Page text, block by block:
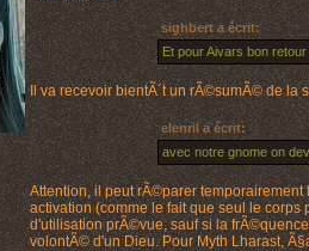
sighbert a écrit:
Et pour Aivars bon
Il va recevoir bientÃ´t un rÃ©sumÃ© de la
elenril a écrit:
avec notre gnome on
Attention, il peut rÃ©parer
activation (comme le fait que seul le
d'utilisation prÃ©vue, sauf si la
volontÃ© d'un Dieu. Pour Myth Lharast,